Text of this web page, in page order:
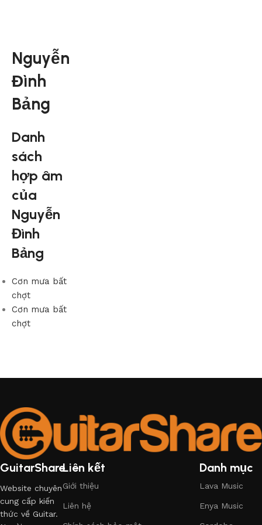
Nguyễn
Đình
Bảng
Danh
sách
hợp âm
của
Nguyễn
Đình
Bảng
Cơn mưa bất
chợt
Cơn mưa bất
chợt
GuitarShare
Website chuyên
cung cấp kiến
thức về Guitar.
Liên kết
Giới thiệu
Liên hệ
Danh mục
Lava Music
Enya Music